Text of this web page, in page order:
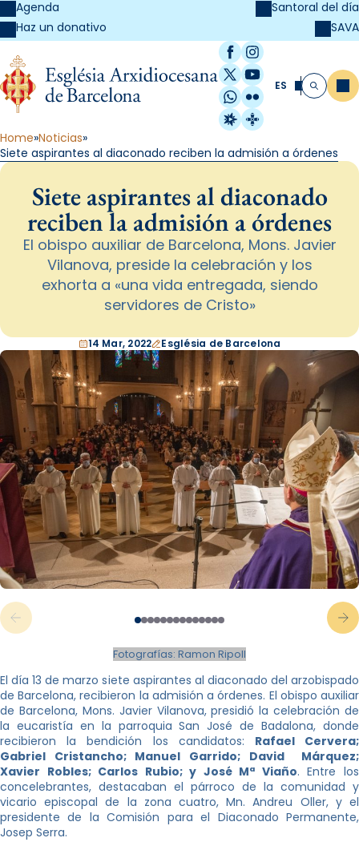
Agenda
Haz un donativo
Santoral del día
SAVA
Facebook
Instagram
X / Twitter
YouTube
WhatsApp
Flickr
Radio Estel
Catalunya
ES Buscar
Home Noticias
Siete aspirantes al diaconado reciben la admisión a órdenes
Siete aspirantes al diaconado
reciben la admisión a órdenes
El obispo auxiliar de Barcelona, Mons. Javier
Vilanova, preside la celebración y los
exhorta a «una vida entregada, siendo
servidores de Cristo»
14 Mar, 2022 Església de Barcelona
Fotografías: Ramon Ripoll
El día 13 de marzo siete aspirantes al diaconado del arzobispado
de Barcelona, ​​recibieron la admisión a órdenes. El obispo auxiliar
de Barcelona, ​​Mons. Javier Vilanova, presidió la celebración de
la eucaristía en la parroquia San José de Badalona, ​​donde
recibieron la bendición los candidatos: Rafael Cervera;
Gabriel Cristancho; Manuel Garrido; David Márquez;
Xavier Robles; Carlos Rubio; y José Mª Viaño. Entre los
concelebrantes, destacaban el párroco de la comunidad y
vicario episcopal de la zona cuatro, Mn. Andreu Oller, y el
presidente de la Comisión para el Diaconado Permanente,
Josep Serra.